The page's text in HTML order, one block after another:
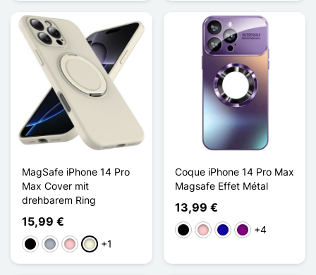
MagSafe iPhone 14 Pro
Max Cover mit
drehbarem Ring
15,99 €
Schwarz
GrauPinkBeige
+1
Coque iPhone 14 Pro Max
Magsafe Effet Métal
13,99 €
Schwarz
PinkDunkelblau
Violett
+4